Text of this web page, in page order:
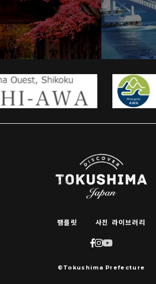
팸플릿 사진 라이브러리
©Tokushima Prefecture